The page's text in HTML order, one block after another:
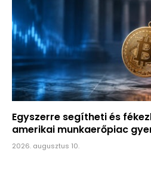
Egyszerre segítheti és
amerikai munkaerőpiac
2026. augusztus 10.